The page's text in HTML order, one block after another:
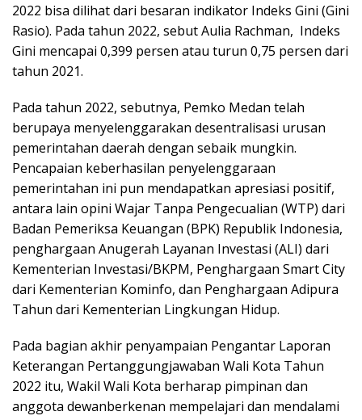
2022 bisa dilihat dari besaran indikator Indeks Gini (Gini
Rasio). Pada tahun 2022, sebut Aulia Rachman, Indeks
Gini mencapai 0,399 persen atau turun 0,75 persen dari
tahun 2021.
Pada tahun 2022, sebutnya, Pemko Medan telah
berupaya menyelenggarakan desentralisasi urusan
pemerintahan daerah dengan sebaik mungkin.
Pencapaian keberhasilan penyelenggaraan
pemerintahan ini pun mendapatkan apresiasi positif,
antara lain opini Wajar Tanpa Pengecualian (WTP) dari
Badan Pemeriksa Keuangan (BPK) Republik Indonesia,
penghargaan Anugerah Layanan Investasi (ALI) dari
Kementerian Investasi/BKPM, Penghargaan Smart City
dari Kementerian Kominfo, dan Penghargaan Adipura
Tahun dari Kementerian Lingkungan Hidup.
Pada bagian akhir penyampaian Pengantar Laporan
Keterangan Pertanggungjawaban Wali Kota Tahun
2022 itu, Wakil Wali Kota berharap pimpinan dan
anggota dewanberkenan mempelajari dan mendalami